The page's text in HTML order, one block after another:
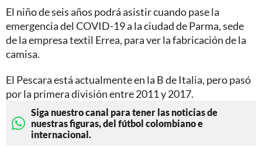
El niño de seis años podrá asistir cuando pase la
emergencia del COVID-19 a la ciudad de Parma, sede
de la empresa textil Errea, para ver la fabricación de la
camisa.
El Pescara está actualmente en la B de Italia, pero pasó
por la primera división entre 2011 y 2017.
Siga nuestro canal para tener las noticias de
nuestras figuras, del fútbol colombiano e
internacional.